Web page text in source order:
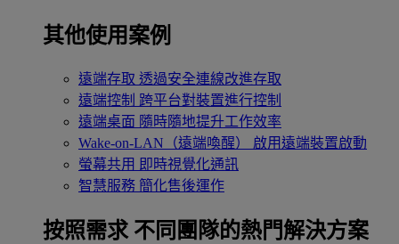
其他使用案例
遠端存取 透過安全連線改進存取
遠端控制 跨平台對裝置進行控制
遠端桌面 隨時隨地提升工作效率
Wake-on-LAN（遠端喚醒）
啟用遠端裝置啟動
螢幕共用 即時視覺化通訊
智慧服務 簡化售後運作
按照需求 不同團隊的熱門解決方案